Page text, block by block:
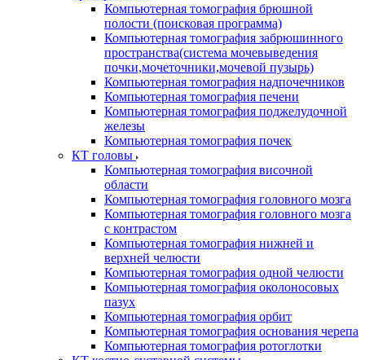
Компьютерная томография брюшной
полости (поисковая программа)
Компьютерная томография забрюшинного
пространства(система мочевыведения
почки,мочеточники,мочевой пузырь)
Компьютерная томография надпочечников
Компьютерная томография печени
Компьютерная томография поджелудочной
железы
Компьютерная томография почек
КТ головы
Компьютерная томография височной
области
Компьютерная томография головного мозга
Компьютерная томография головного мозга
с контрастом
Компьютерная томография нижней и
верхней челюсти
Компьютерная томография одной челюсти
Компьютерная томография околоносовых
пазух
Компьютерная томография орбит
Компьютерная томография основания черепа
Компьютерная томография ротоглотки